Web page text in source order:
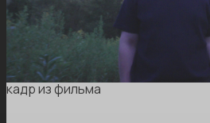
кадр из фильма